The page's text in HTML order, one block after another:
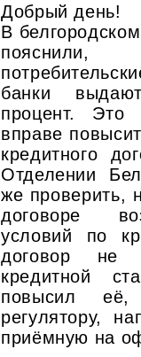
Добрый день!
В
банки
процент. Это
вправе
кредитного
Отделении
же проверить,
договоре
условий по
договор не
кредитной
повысил её,
регулятору,
приёмную на